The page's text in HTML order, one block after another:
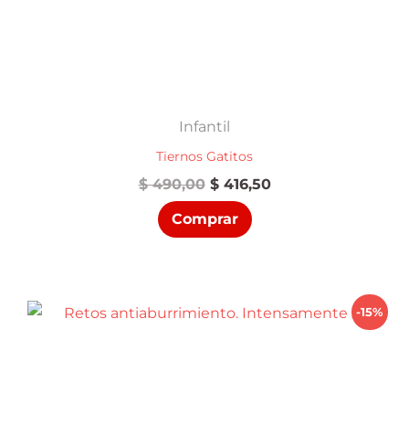
Infantil
Tiernos Gatitos
$490,00 El
precio
original
era:
$416,50El
Comprar
-15%